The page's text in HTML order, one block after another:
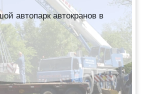
автопарк автокранов в